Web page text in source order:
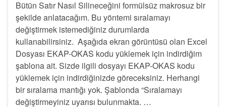
Bütün Satır Nasıl Silineceğini formülsüz makrosuz bir
şekilde anlatacağım. Bu yöntemi sıralamayı
değiştirmek istemediğiniz durumlarda
kullanabilirsiniz. Aşağıda ekran görüntüsü olan Excel
Dosyası EKAP-OKAS kodu yüklemek için indirdiğim
şablona ait. Sizde ilgili dosyayı EKAP-OKAS kodu
yüklemek için indirdiğinizde göreceksiniz. Herhangi
bir sıralama mantığı yok. Şablonda “Sıralamayı
değiştirmeyiniz uyarısı bulunmakta. …